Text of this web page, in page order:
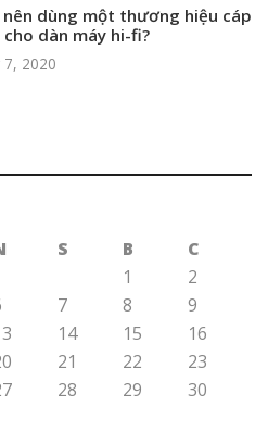
nên dùng một thương hiệu cáp
dàn máy hi-fi?
2020
S B
C
1
2
7 8
9
14 15
16
21 22
23
28 29
30